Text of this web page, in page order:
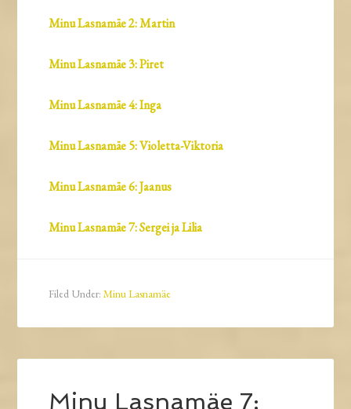
Minu Lasnamäe 2: Martin
Minu Lasnamäe 3: Piret
Minu Lasnamäe 4: Inga
Minu Lasnamäe 5: Violetta-Viktoria
Minu Lasnamäe 6: Jaanus
Minu Lasnamäe 7: Sergei ja Lilia
Filed Under:Minu Lasnamäe
Minu Lasnamäe 7: